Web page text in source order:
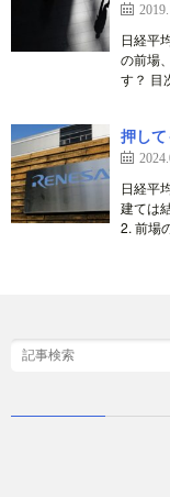
日経平
の前場
す？ 目
押し
日経平
建ては
2. 前場